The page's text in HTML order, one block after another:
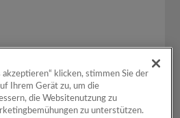
akzeptieren“ klicken, stimmen Sie der
Ihrem Gerät zu, um die
die Websitenutzung zu
zu unterstützen.